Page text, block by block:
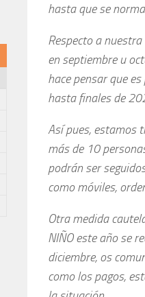
hasta que se
Respecto a
en septiembre u
hace pensar que
hasta finales de
Así pues, estamos
más de 10
podrán ser
como móviles,
Otra medida
NIÑO este año se
diciembre, os
como los pagos,